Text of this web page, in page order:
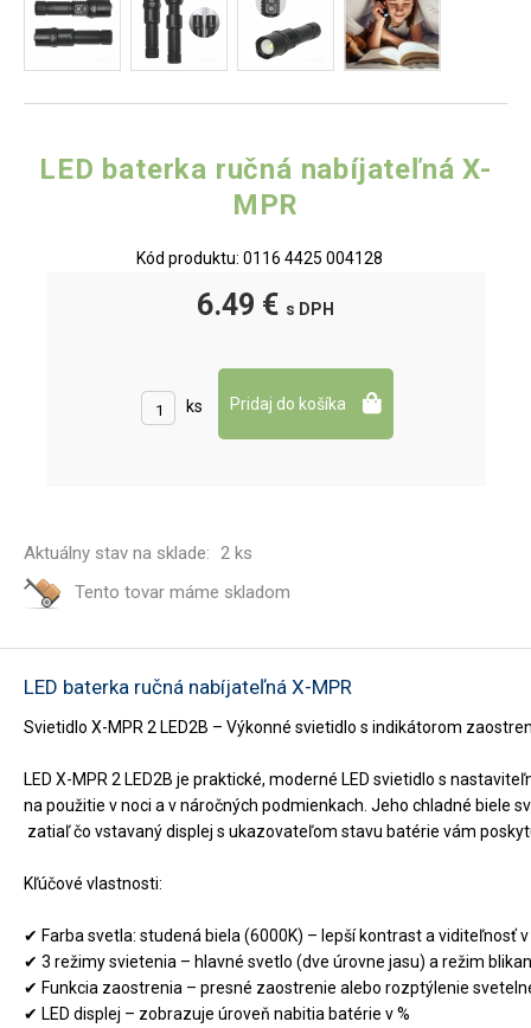
LED baterka ručná nabíjateľná X-
MPR
Kód produktu: 0116 4425 004128
6.49 € s DPH
ks
Aktuálny stav na sklade: 2 ks
Tento tovar máme skladom
LED baterka ručná nabíjateľná X-MPR
Svietidlo X-MPR 2 LED2B – Výkonné svietidlo s indikátorom
LED X-MPR 2 LED2B je praktické, moderné LED svietidlo s
na použitie v noci a v náročných podmienkach. Jeho chladné biele
zatiaľ čo vstavaný displej s ukazovateľom stavu batérie vám
Kľúčové vlastnosti:
✔ Farba svetla: studená biela (6000K) – lepší kontrast a viditeľnosť
✔ 3 režimy svietenia – hlavné svetlo (dve úrovne jasu) a režim
✔ Funkcia zaostrenia – presné zaostrenie alebo rozptýlenie
✔ LED displej – zobrazuje úroveň nabitia batérie v %